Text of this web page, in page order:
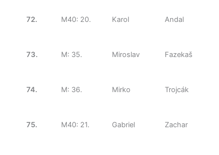
72. M40: 20. Karol Andal
73. M: 35. Miroslav Fazekaš
74. M: 36. Mirko Trojcák
75. M40: 21. Gabriel Zachar